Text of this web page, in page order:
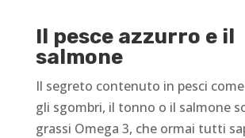
Il pesce azzurro e il
salmone
Il segreto contenuto in pesci
gli sgombri, il tonno o il salmone
grassi Omega 3, che ormai tutti